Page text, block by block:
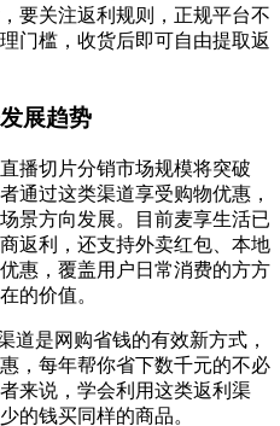
要关注返利规则，正规平台不
门槛，收货后即可自由提取返
展趋势
播切片分销市场规模将突破
通过这类渠道享受购物优惠，
景方向发展。目前麦享生活已
返利，还支持外卖红包、本地
惠，覆盖用户日常消费的方方
的价值。
道是网购省钱的有效新方式，
，每年帮你省下数千元的不必
来说，学会利用这类返利渠
的钱买同样的商品。